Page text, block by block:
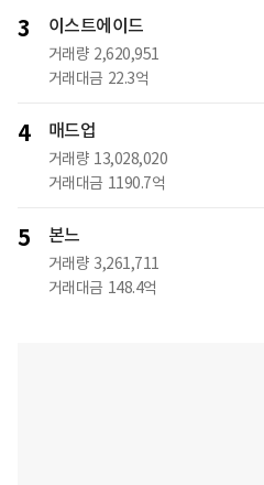
3 이스트에이드
거래량 2,620,951
거래대금 22.3억
4 매드업
거래량 13,028,020
거래대금 1190.7억
5 본느
거래량 3,261,711
거래대금 148.4억